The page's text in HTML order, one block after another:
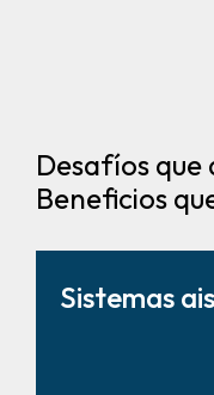
Desafíos que
Beneficios
Sistemas